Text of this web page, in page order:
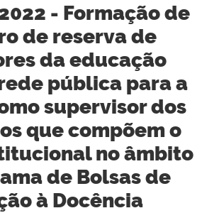
- Formação de
de reserva de
da educação
pública para a
supervisor dos
que compõem o
no âmbito
de Bolsas de
à Docência